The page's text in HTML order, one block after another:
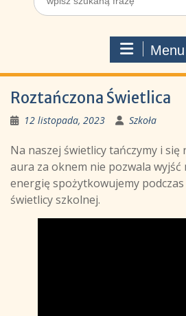
dla:
Menu
Roztańczona Świetlica
12 listopada, 2023 Szkoła
Na naszej świetlicy tańczymy i się
aura za oknem nie pozwala wyjść
energię spożytkowujemy
świetlicy szkolnej.